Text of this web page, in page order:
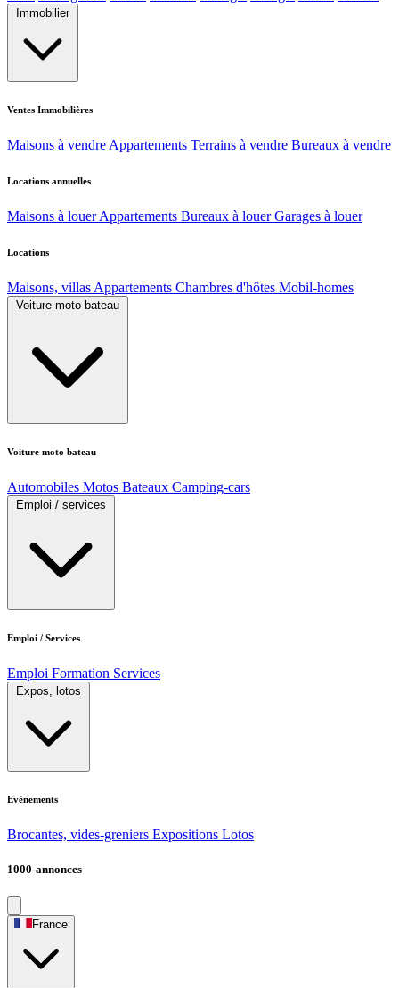
Immobilier
Ventes Immobilières
Maisons à vendre Appartements Terrains à vendre Bureaux à vendre
Locations annuelles
Maisons à louer Appartements Bureaux à louer Garages à louer
Locations
Maisons, villas Appartements Chambres d'hôtes Mobil-homes
Voiture moto bateau
Voiture moto bateau
Automobiles Motos Bateaux Camping-cars
Emploi / services
Emploi / Services
Emploi Formation Services
Expos, lotos
Evènements
Brocantes, vides-greniers Expositions Lotos
1000-annonces
France